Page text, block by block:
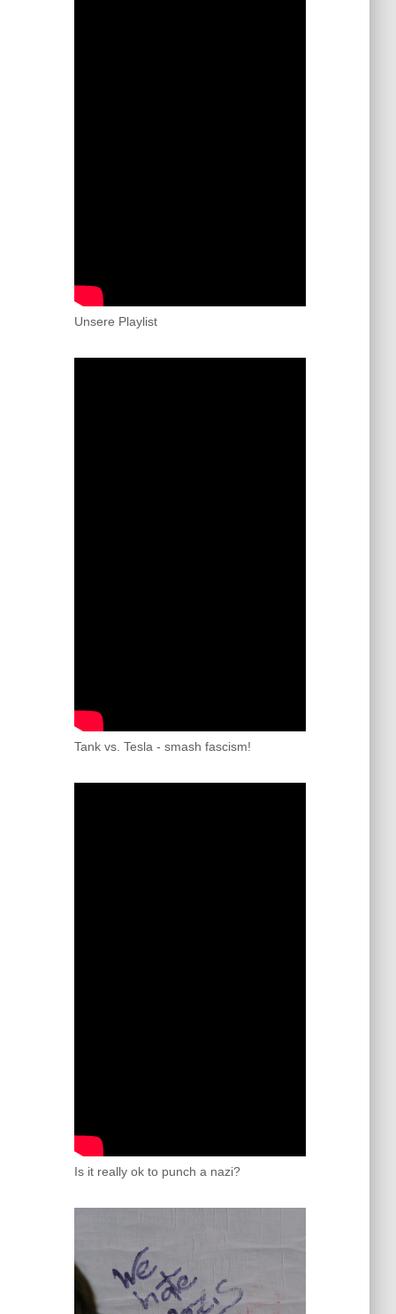
Unsere Playlist
Tank vs. Tesla - smash fascism!
Is it really ok to punch a nazi?